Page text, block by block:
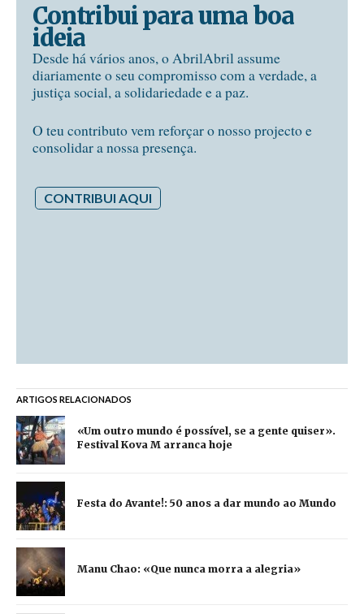
Contribui para uma boa
ideia
Desde há vários anos, o AbrilAbril assume
diariamente o seu compromisso com a verdade, a
justiça social, a solidariedade e a paz.
O teu contributo vem reforçar o nosso projecto e
consolidar a nossa presença.
CONTRIBUI AQUI
ARTIGOS RELACIONADOS
«Um outro mundo é possível, se a gente quiser».
Festival Kova M arranca hoje
Festa do Avante!: 50 anos a dar mundo ao Mundo
Manu Chao: «Que nunca morra a alegria»